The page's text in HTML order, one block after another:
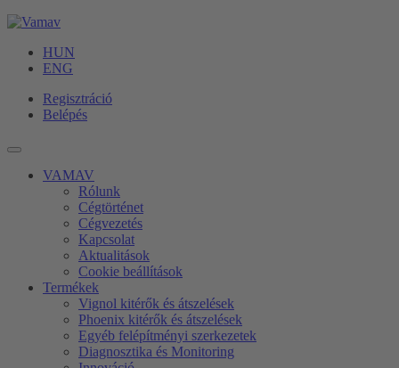
HUN
ENG
Regisztráció
Belépés
VAMAV
Rólunk
Cégtörténet
Cégvezetés
Kapcsolat
Aktualitások
Cookie beállítások
Termékek
Vignol kitérők és átszelések
Phoenix kitérők és átszelések
Egyéb felépítményi szerkezetek
Diagnosztika és Monitoring